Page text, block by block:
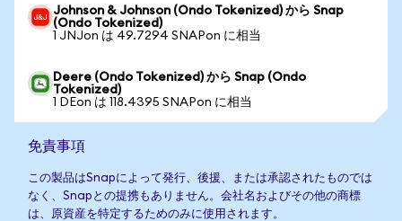
Johnson & Johnson (Ondo Tokenized) から Snap
(Ondo Tokenized)
1 JNJon は 49.7294 SNAPon に相当
Deere (Ondo Tokenized) から Snap (Ondo
Tokenized)
1 DEon は 118.4395 SNAPon に相当
免責事項
この製品はSnapによって発行、後援、または承認されたものでは
なく、Snapとの提携もありません。会社名およびその他の商標
は、原資産を特定するためのみに使用されます。